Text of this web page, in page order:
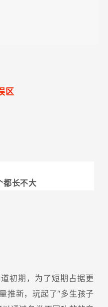
区
都长不大
初期，为了短期占据更
推新，玩起了“多生孩子